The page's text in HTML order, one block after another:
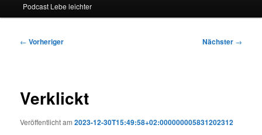
Podcast Lebe leichter
Beitragsnavigation
← Vorheriger Nächster →
Verklickt
Veröffentlicht am2023-12-30T15:49:58+02:000000005831202312